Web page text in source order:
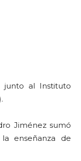
junto al Instituto
Jiménez sumó
enseñanza de